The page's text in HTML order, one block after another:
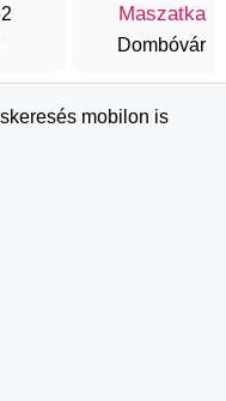
Maszatka
Dombóvár
mobilon is